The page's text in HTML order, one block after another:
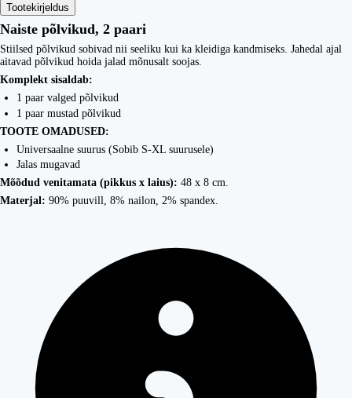
Tootekirjeldus
Naiste põlvikud, 2 paari
Stiilsed põlvikud sobivad nii seeliku kui ka kleidiga kandmiseks. Jahedal ajal
aitavad põlvikud hoida jalad mõnusalt soojas.
Komplekt sisaldab:
1 paar valged põlvikud
1 paar mustad põlvikud
TOOTE OMADUSED:
Universaalne suurus (Sobib S-XL suurusele)
Jalas mugavad
Mõõdud venitamata (pikkus x laius): 48 x 8 cm.
Materjal: 90% puuvill, 8% nailon, 2% spandex.